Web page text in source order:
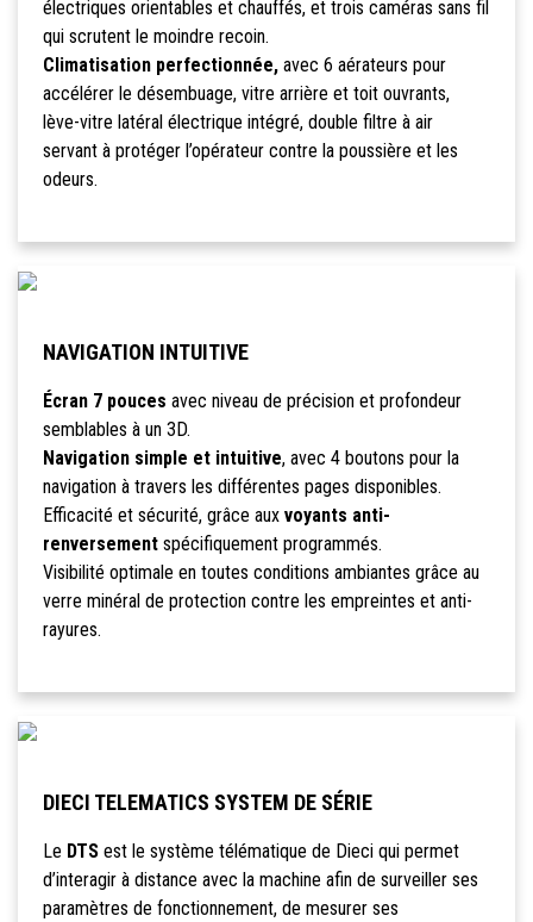
électriques orientables et chauffés, et trois caméras sans fil
qui scrutent le moindre recoin.
Climatisation perfectionnée,avec 6 aérateurs pour
accélérer le désembuage, vitre arrière et toit ouvrants,
lève-vitre latéral électrique intégré, double filtre à air
servant à protéger l’opérateur contre la poussière et les
odeurs.
NAVIGATION INTUITIVE
Écran 7 pouces avec niveau de précision et profondeur
semblables à un 3D.
Navigation simple et intuitive, avec 4 boutons pour la
navigation à travers les différentes pages disponibles.
Efficacité et sécurité, grâce aux voyants anti-
renversementspécifiquement programmés.
Visibilité optimale en toutes conditions ambiantes grâce au
verre minéral de protection contre les empreintes et anti-
rayures.
DIECI TELEMATICS SYSTEM DE SÉRIE
Le DTSest le système télématique de Dieci qui permet
d’interagir à distance avec la machine afin de surveiller ses
paramètres de fonctionnement, de mesurer ses